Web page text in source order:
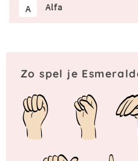
A Alfa
Zo spel je